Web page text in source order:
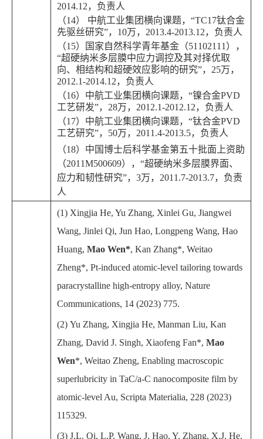
2014.12，负责人
（14） 中航工业集团横向课题，“TC17钛合金
先驱丝研究”，10万，2013.4-2013.12，负责人
（15）国家自然科学青年基金（51102111），
“超硬纳米多层膜中应力调控及其对择优取
向、相结构和超硬效应影响的研究”，25万，
2012.1-2014.12，负责人
（16）中航工业集团横向课题，“镍合金PVD
工艺研发”，28万，2012.1-2012.12，负责人
（17）中航工业集团横向课题，“钛合金PVD
工艺研究”，50万，2011.4-2013.5，负责人
（18）中国博士后科学基金第五十批面上资助
（2011M500609），“超硬纳米多层膜界面、
应力和韧性研究”，3万，2011.7-2013.7，负责
人
(1) Xingjia He, Yu Zhang, Xinlei Gu, Jiangwei
Wang, Jinlei Qi, Jun Hao, Longpeng Wang, Hao
Huang, Mao Wen*, Kan Zhang*, Weitao
Zheng*, Pt-induced atomic-level tailoring towards
paracrystalline high-entropy alloy, Nature
Communications, 14 (2023) 775.
(2) Yu Zhang, Xingjia He, Manman Liu, Kan
Zhang, David J. Singh, Xiaofeng Fan*, Mao
Wen*, Weitao Zheng, Enabling macroscopic
superlubricity in TaC/a-C nanocomposite film by
atomic-level Au, Scripta Materialia, 228 (2023)
115329.
(3) J.L. Qi, L.P. Wang, J. Hao, Y. Zhang, X.J. He,